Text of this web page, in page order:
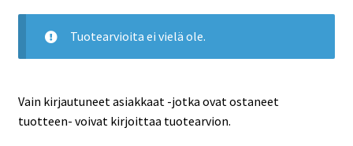
Tuotearvioita ei vielä ole.
Vain kirjautuneet asiakkaat -jotka ovat ostaneet
tuotteen- voivat kirjoittaa tuotearvion.